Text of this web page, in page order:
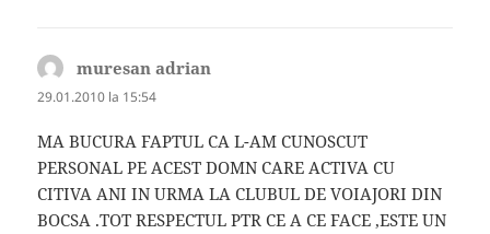
muresan adrian
29.01.2010 la 15:54
MA BUCURA FAPTUL CA L-AM CUNOSCUT
PERSONAL PE ACEST DOMN CARE ACTIVA CU
CITIVA ANI IN URMA LA CLUBUL DE VOIAJORI DIN
BOCSA .TOT RESPECTUL PTR CE A CE FACE ,ESTE UN